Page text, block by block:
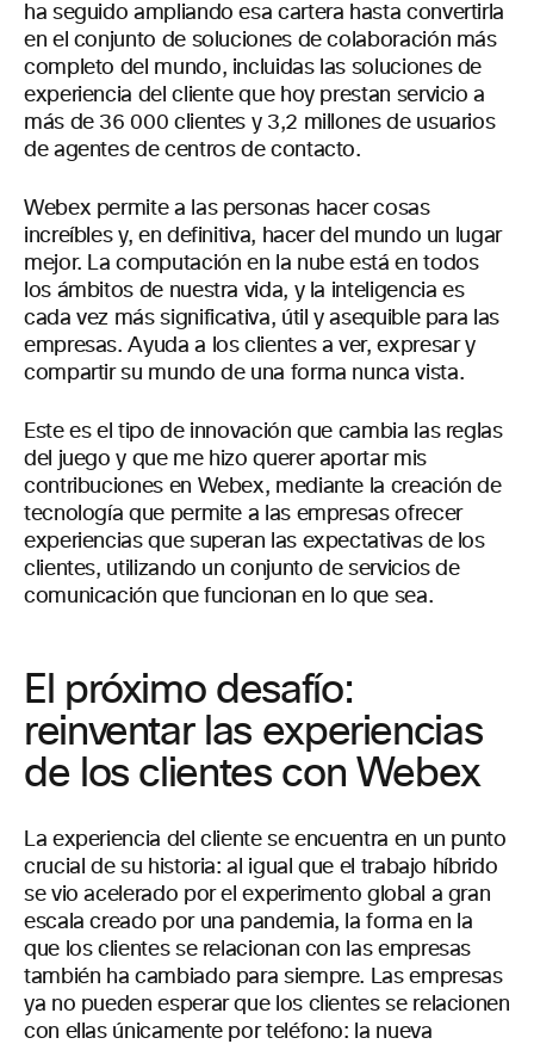
ha seguido ampliando esa cartera hasta convertirla
en el conjunto de soluciones de colaboración más
completo del mundo, incluidas las soluciones de
experiencia del cliente que hoy prestan servicio a
más de 36 000 clientes y 3,2 millones de usuarios
de agentes de centros de contacto.
Webex permite a las personas hacer cosas
increíbles y, en definitiva, hacer del mundo un lugar
mejor. La computación en la nube está en todos
los ámbitos de nuestra vida, y la inteligencia es
cada vez más significativa, útil y asequible para las
empresas. Ayuda a los clientes a ver, expresar y
compartir su mundo de una forma nunca vista.
Este es el tipo de innovación que cambia las reglas
del juego y que me hizo querer aportar mis
contribuciones en Webex, mediante la creación de
tecnología que permite a las empresas ofrecer
experiencias que superan las expectativas de los
clientes, utilizando un conjunto de servicios de
comunicación que funcionan en lo que sea.
El próximo desafío:
reinventar las experiencias
de los clientes con Webex
La experiencia del cliente se encuentra en un punto
crucial de su historia: al igual que el trabajo híbrido
se vio acelerado por el experimento global a gran
escala creado por una pandemia, la forma en la
que los clientes se relacionan con las empresas
también ha cambiado para siempre. Las empresas
ya no pueden esperar que los clientes se relacionen
con ellas únicamente por teléfono: la nueva